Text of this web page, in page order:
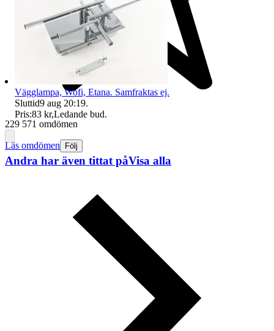
229 571 omdömen
Läs omdömen Följ
Vägglampa, Wofi, Etana. Samfraktas ej.
Sluttid9 aug 20:19.
Pris:83 kr,Ledande bud.
Andra har även tittat påVisa alla